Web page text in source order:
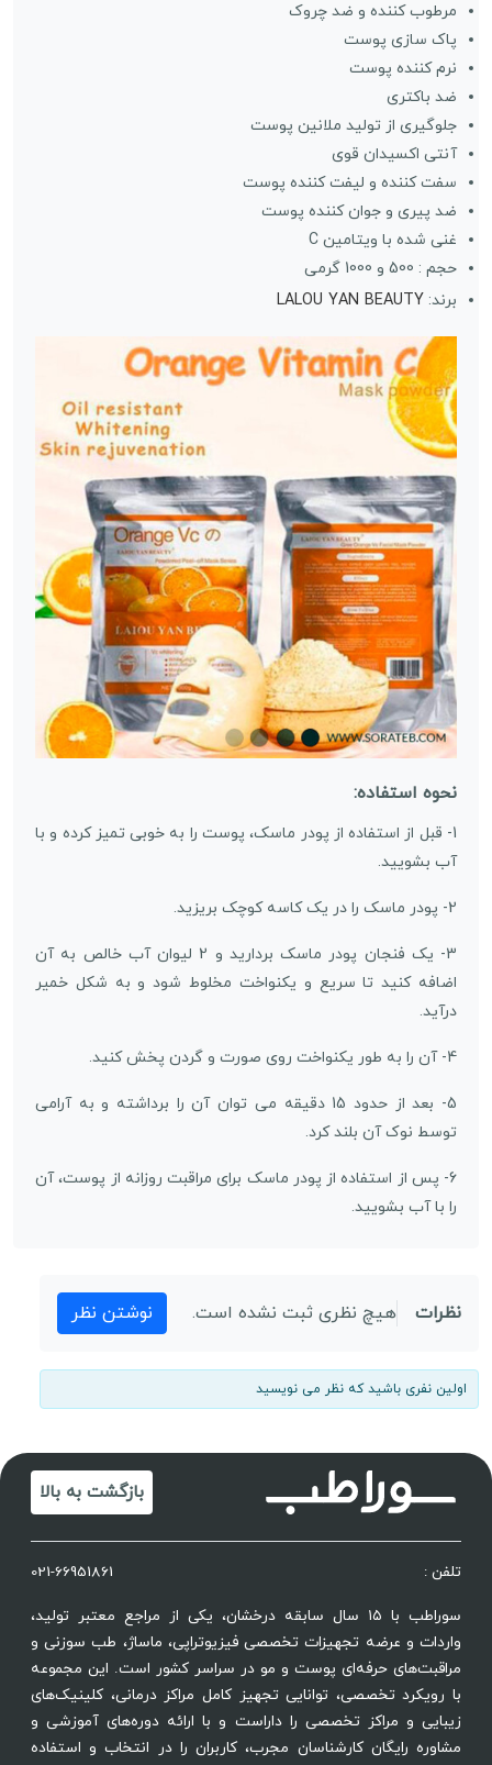
مرطوب کننده و ضد چروک
پاک سازی پوست
نرم کننده پوست
ضد باکتری
جلوگیری از تولید ملانین پوست
آنتی اکسیدان قوی
سفت کننده و لیفت کننده پوست
ضد پیری و جوان کننده پوست
غنی شده با ویتامین C
حجم : 500 و 1000 گرمی
برند: LALOU YAN BEAUTY
نحوه استفاده:
1- قبل از استفاده از پودر ماسک، پوست را به خوبی تمیز کرده و با
آب بشویید.
2- پودر ماسک را در یک کاسه کوچک بریزید.
3- یک فنجان پودر ماسک بردارید و 2 لیوان آب خالص به آن
اضافه کنید تا سریع و یکنواخت مخلوط شود و به شکل خمیر
درآید.
4- آن را به طور یکنواخت روی صورت و گردن پخش کنید.
5- بعد از حدود 15 دقیقه می توان آن را برداشته و به آرامی
توسط نوک آن بلند کرد.
6- پس از استفاده از پودر ماسک برای مراقبت روزانه از پوست، آن
را با آب بشویید.
نظرات هیچ نظری ثبت نشده است. نوشتن نظر
اولین نفری باشید که نظر می نویسید
بازگشت به بالا
تلفن : 021-66951861
سوراطب با ۱۵ سال سابقه درخشان، یکی از مراجع معتبر تولید،
واردات و عرضه تجهیزات تخصصی فیزیوتراپی، ماساژ، طب سوزنی و
مراقبت‌های حرفه‌ای پوست و مو در سراسر کشور است. این مجموعه
با رویکرد تخصصی، توانایی تجهیز کامل مراکز درمانی، کلینیک‌های
زیبایی و مراکز تخصصی را داراست و با ارائه دوره‌های آموزشی و
مشاوره رایگان کارشناسان مجرب، کاربران را در انتخاب و استفاده